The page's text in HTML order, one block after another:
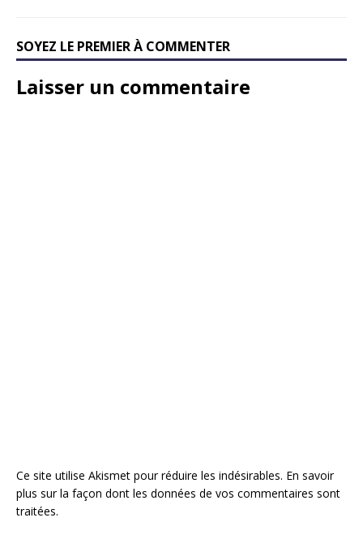
SOYEZ LE PREMIER À COMMENTER
Laisser un commentaire
Ce site utilise Akismet pour réduire les indésirables. En savoir
plus sur la façon dont les données de vos commentaires sont
traitées.